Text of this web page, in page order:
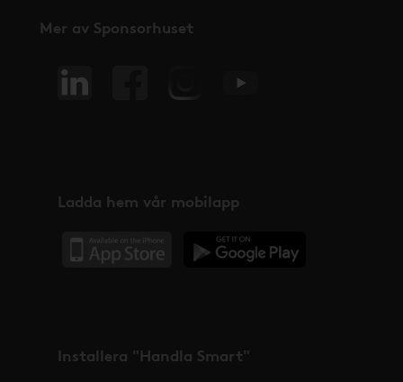
Mer av Sponsorhuset
Ladda hem vår mobilapp
Installera "Handla Smart"